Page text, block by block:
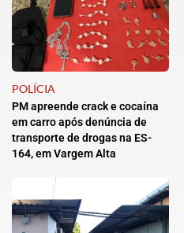
POLÍCIA
PM apreende crack e cocaína
em carro após denúncia de
transporte de drogas na ES-
164, em Vargem Alta